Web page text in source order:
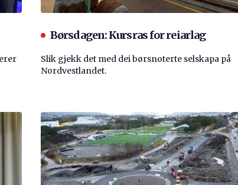
Børsdagen: Kursras for reiarlag
Slik gjekk det med dei børsnoterte selskapa på
Nordvestlandet.